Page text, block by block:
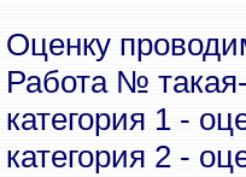
Оценку
Работа №
категория 1 -
категория 2 -